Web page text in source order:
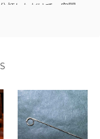
灯しただけで、空間
とうございます。
さる方は多いで
鍼灸院さんは「蜜
くるネガティブを